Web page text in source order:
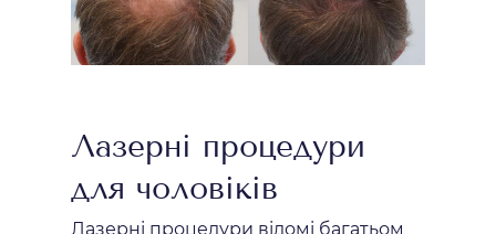
Лазерні процедури
для чоловіків
Лазерні процедури відомі багатьом